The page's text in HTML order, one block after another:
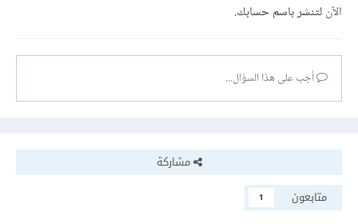
الآنلتنشر باسم حسابك.
أجب على هذا السؤال...
مشاركة
متابعون
1